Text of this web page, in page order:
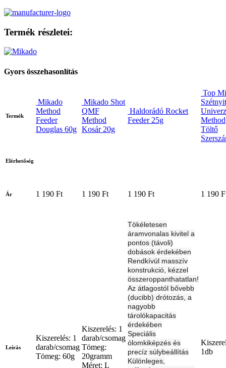
Termék részletei:
Gyors összehasonlítás
Termék
Mikado
Method
Feeder
Douglas 60g
Mikado Shot
QMF
Method
Kosár 20g
Haldorádó Rocket
Feeder 25g
Top
Method
Töltő
Elérhetőség
Ár 1 190 Ft 1 190 Ft 1 190 Ft 1 190
Leírás
Kiszerelés: 1
darab/csomag
Tömeg: 60g
Kiszerelés: 1
darab/csomag
Tömeg:
20gramm
Méret: L
Tökéletesen
áramvonalas kivitel a
pontos (távoli)
dobások érdekében
Rendkívül masszív
konstrukció, kézzel
összeroppanthatatlan!
Az átlagostól bővebb
(ducibb) drótozás, a
nagyobb
tárolókapacitás
érdekében
Speciális
ólomkiképzés és
precíz súlybeállítás
Különleges,
1db